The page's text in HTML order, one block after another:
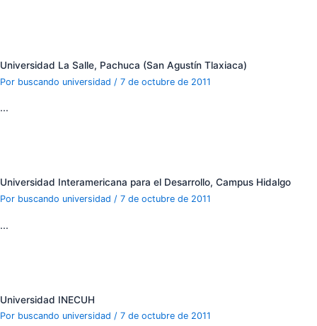
Universidad La Salle, Pachuca (San Agustín Tlaxiaca)
Por buscando universidad / 7 de octubre de 2011
…
Universidad Interamericana para el Desarrollo, Campus Hidalgo
Por buscando universidad / 7 de octubre de 2011
…
Universidad INECUH
Por buscando universidad / 7 de octubre de 2011